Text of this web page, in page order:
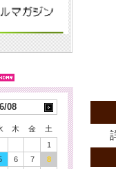
08
木 金
土
1
6 7
8